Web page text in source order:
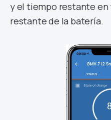
y el tiempo restante en
restante de la batería.